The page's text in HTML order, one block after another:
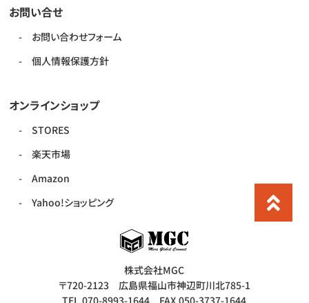
お問い合せ
お問い合わせフォーム
個人情報保護方針
オンラインショップ
STORES
楽天市場
Amazon
Yahoo!ショッピング
株式会社MGC
〒720-2123 広島県福山市神辺町川北785-1